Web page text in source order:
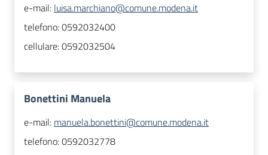
e-mail: luisa.marchiano@comune.modena.it
telefono:0592032400
cellulare:0592032504
Bonettini Manuela
e-mail: manuela.bonettini@comune.modena.it
telefono:0592032778